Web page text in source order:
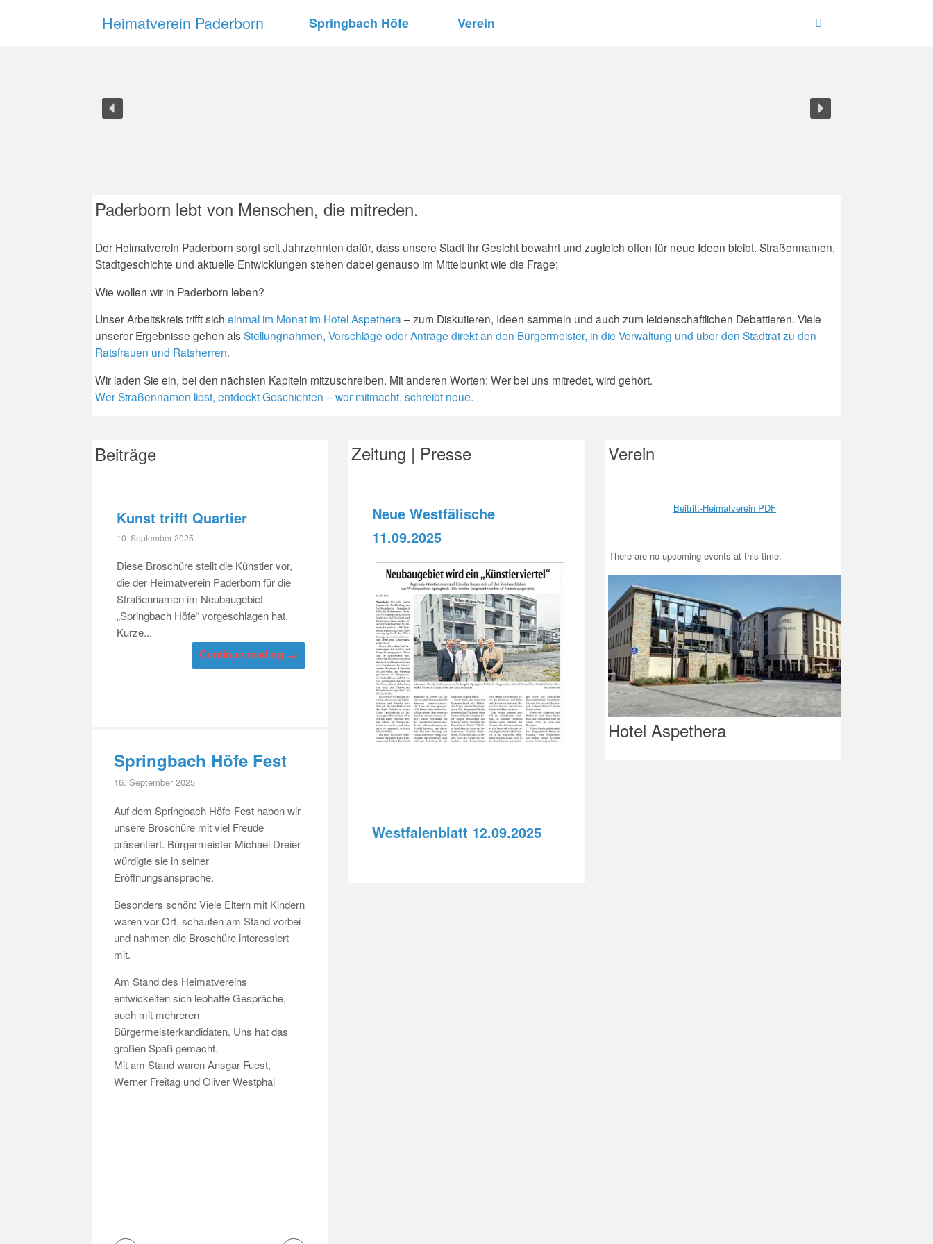
Heimatverein Paderborn Springbach Höfe Verein
Paderborn lebt von Menschen, die mitreden.
Der Heimatverein Paderborn sorgt seit Jahrzehnten dafür, dass unsere Stadt ihr Gesicht bewahrt und zugleich offen für neue Ideen bleibt. Straßennamen,
Stadtgeschichte und aktuelle Entwicklungen stehen dabei genauso im Mittelpunkt wie die Frage:
Wie wollen wir in Paderborn leben?
Unser Arbeitskreis trifft sich einmal im Monat im Hotel Aspethera – zum Diskutieren, Ideen sammeln und auch zum leidenschaftlichen Debattieren. Viele
unserer Ergebnisse gehen als Stellungnahmen, Vorschläge oder Anträge direkt an den Bürgermeister, in die Verwaltung und über den Stadtrat zu den
Ratsfrauen und Ratsherren.
Wir laden Sie ein, bei den nächsten Kapiteln mitzuschreiben. Mit anderen Worten: Wer bei uns mitredet, wird gehört.
Wer Straßennamen liest, entdeckt Geschichten – wer mitmacht, schreibt neue.
Beiträge
Kunst trifft Quartier
10. September 2025
Diese Broschüre stellt die Künstler vor,
die der Heimatverein Paderborn für die
Straßennamen im Neubaugebiet
„Springbach Höfe“ vorgeschlagen hat.
Kurze...
Continue reading →
Springbach Höfe Fest
16. September 2025
Auf dem Springbach Höfe-Fest haben wir
unsere Broschüre mit viel Freude
präsentiert. Bürgermeister Michael Dreier
würdigte sie in seiner
Eröffnungsansprache.
Besonders schön: Viele Eltern mit Kindern
waren vor Ort, schauten am Stand vorbei
und nahmen die Broschüre interessiert
mit.
Am Stand des Heimatvereins
entwickelten sich lebhafte Gespräche,
auch mit mehreren
Bürgermeisterkandidaten. Uns hat das
großen Spaß gemacht.
Mit am Stand waren Ansgar Fuest,
Werner Freitag und Oliver Westphal
Zeitung | Presse
Neue Westfälische
11.09.2025
Westfalenblatt 12.09.2025
Verein
Beitritt-Heimatverein PDF
There are no upcoming events at this time.
Hotel Aspethera